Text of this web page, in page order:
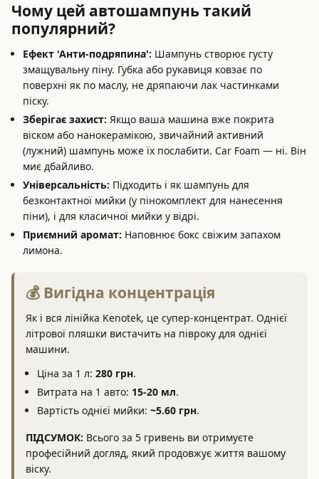
Чому цей автошампунь такий
популярний?
Ефект 'Анти-подряпина': Шампунь створює густу
змащувальну піну. Губка або рукавиця ковзає по
поверхні як по маслу, не дряпаючи лак частинками
піску.
Зберігає захист: Якщо ваша машина вже покрита
віском або нанокерамікою, звичайний активний
(лужний) шампунь може їх послабити. Car Foam — ні. Він
миє дбайливо.
Універсальність: Підходить і як шампунь для
безконтактної мийки (у пінокомплект для нанесення
піни), і для класичної мийки у відрі.
Приємний аромат: Наповнює бокс свіжим запахом
лимона.
💰 Вигідна концентрація
Як і вся лінійка Kenotek, це супер-концентрат. Однієї
літрової пляшки вистачить на півроку для однієї
машини.
Ціна за 1 л: 280 грн.
Витрата на 1 авто: 15-20 мл.
Вартість однієї мийки: ~5.60 грн.
ПІДСУМОК: Всього за 5 гривень ви отримуєте
професійний догляд, який продовжує життя вашому
віску.